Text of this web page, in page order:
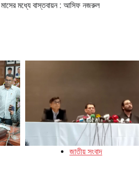
মধ্যে বাস্তবায়ন : আসিফ নজরুল
জাতীয় সংবাদ